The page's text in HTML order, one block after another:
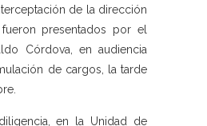
de la dirección
presentados por el
Córdova, en audiencia
de cargos, la tarde
en la Unidad de